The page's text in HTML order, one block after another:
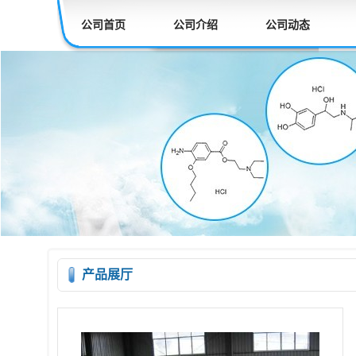
公司首页 公司介绍 公司动态
产品展厅